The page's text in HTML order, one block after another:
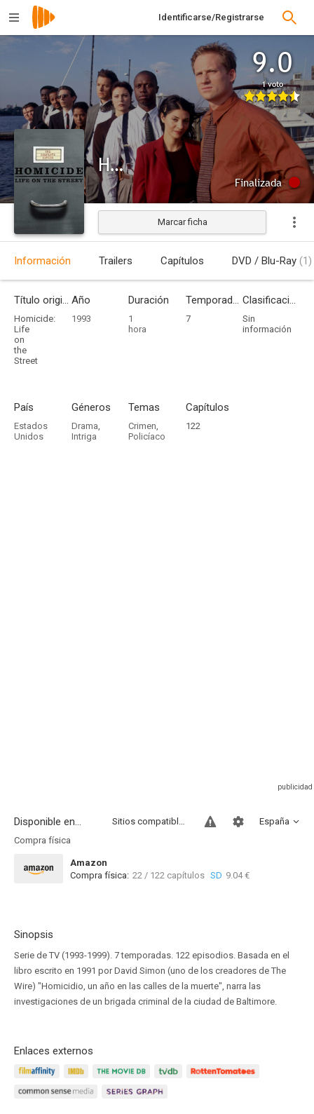
Identificarse/Registrarse
9.0
1 voto
Homicidio
Finalizada
Marcar ficha
Información Trailers Capítulos DVD / Blu-Ray (1)
Título original
Homicide:
Life
on
the
Street
Año
1993
Duración
1
hora
Temporadas
7
Clasificación por edades
Sin
información
País
Estados
Unidos
Géneros
Drama,
Intriga
Temas
Crimen,
Policíaco
Capítulos
122
Disponible en... España
Sitios compatibles
Compra física
Amazon
Compra física: 22 / 122 capítulos SD 9.04 €
Sinopsis
Serie de TV (1993-1999). 7 temporadas. 122 episodios. Basada en el
libro escrito en 1991 por David Simon (uno de los creadores de The
Wire) "Homicidio, un año en las calles de la muerte", narra las
investigaciones de un brigada criminal de la ciudad de Baltimore.
Enlaces externos